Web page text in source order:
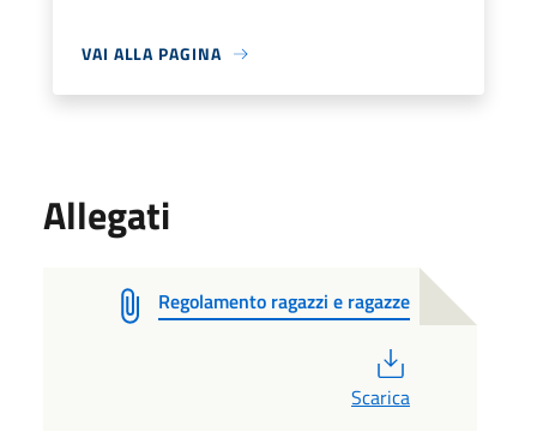
VAI ALLA PAGINA
Allegati
Regolamento ragazzi e ragazze
Scarica